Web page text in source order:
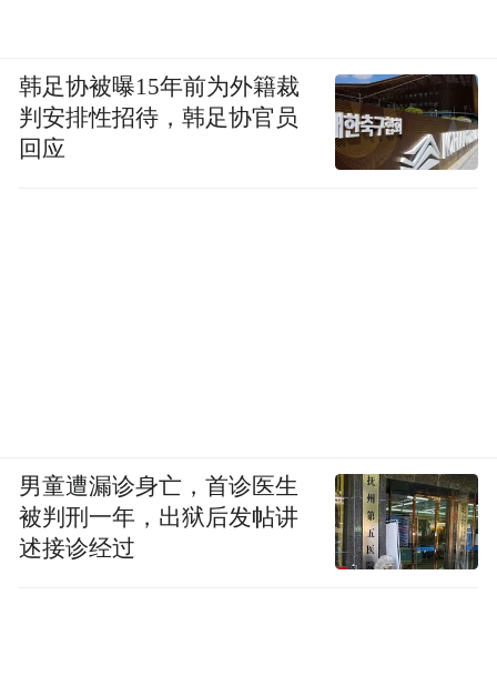
韩足协被曝15年前为外籍裁
判安排性招待，韩足协官员
回应
男童遭漏诊身亡，首诊医生
被判刑一年，出狱后发帖讲
述接诊经过